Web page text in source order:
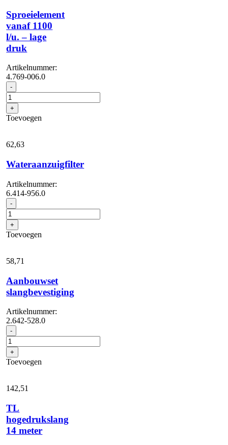
Sproeielement
vanaf 1100
l/u. – lage
druk
Artikelnummer:
4.769-006.0
- Sproeielement
vanaf
1100
l/u.
-
druk
aantal
+
Toevoegen
62,63
Wateraanzuigfilter
Artikelnummer:
6.414-956.0
- Wateraanzuigfilter
aantal
+
Toevoegen
58,71
Aanbouwset
slangbevestiging
Artikelnummer:
2.642-528.0
- Aanbouwset
slangbevestiging
aantal
+
Toevoegen
142,51
TL
hogedrukslang
14 meter